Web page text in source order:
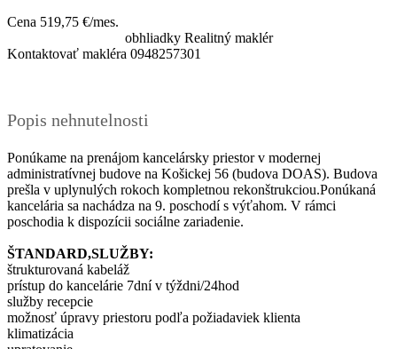
Cena 519,75 €/mes.
obhliadky Realitný maklér
Kontaktovať makléra 0948257301
Popis nehnutelnosti
Ponúkame na prenájom kancelársky priestor v modernej
administratívnej budove na Košickej 56 (budova DOAS). Budova
prešla v uplynulých rokoch kompletnou rekonštrukciou.Ponúkaná
kancelária sa nachádza na 9. poschodí s výťahom. V rámci
poschodia k dispozícii sociálne zariadenie.
ŠTANDARD,SLUŽBY:
štrukturovaná kabeláž
prístup do kancelárie 7dní v týždni/24hod
služby recepcie
možnosť úpravy priestoru podľa požiadaviek klienta
klimatizácia